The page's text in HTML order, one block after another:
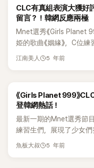
參加Mnet選秀節目《
組，成為期間限定團體
情，在節目中Kep1er日
《Maria》組立馬“黑臉”
到「當時我去的時候只有
反而是舞白笑著喊我過去
發現Mnet惡剪把舞白從
看到的就不是這樣了。
時語言不通，所有事都
做什麼事… 符雅凝表示
牌，也坦然看到被惡剪後
問題…之後打電話給爸媽
CLC有真組表演大獲好
留言？！韓網反應兩極
Mnet選秀《Girls Planet
姫的歌曲《姻緣》，C位
感情超到位。這組合由
這組的舞台表演卻陷入
襲由VIXX N親自編曲和
友指出連歌的改編都一
蹈只有一部份不一樣，
言。 其中中國練習生蘇
江南美人 5 年前
《Girls Planet 999》
登韓網熱話！
最新一期的Mnet選秀節
練習生們，展現了少女
起水泡、光腳站上舞台，
魚板大叔 5 年前